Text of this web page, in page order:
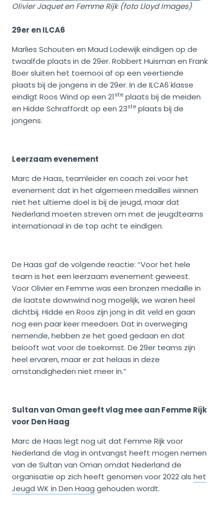
Olivier Jaquet en Femme Rijk (foto Lloyd Images)
29er en ILCA6
Marlies Schouten en Maud Lodewijk eindigen op de
twaalfde plaats in de 29er. Robbert Huisman en Frank
Boer sluiten het toernooi af op een veertiende
plaats bij de jongens in de 29er. In de ILCA6 klasse
eindigt Roos Wind op een 21ste plaats bij de meiden
en Hidde Schraffordt op een 23ste plaats bij de
jongens.
Leerzaam evenement
Marc de Haas, teamleider en coach zei voor het
evenement dat in het algemeen medailles winnen
niet het ultieme doel is bij de jeugd, maar dat
Nederland moeten streven om met de jeugdteams
internationaal in de top acht te eindigen.
De Haas gaf de volgende reactie: “Voor het hele
team is het een leerzaam evenement geweest.
Voor Olivier en Femme was een bronzen medaille in
de laatste downwind nog mogelijk, we waren heel
dichtbij. Hidde en Roos zijn jong in dit veld en gaan
nog een paar keer meedoen. Dat in overweging
nemende, hebben ze het goed gedaan en dat
belooft wat voor de toekomst. De 29er teams zijn
heel ervaren, maar er zat helaas in deze
omstandigheden niet meer in.”
Sultan van Oman geeft vlag mee aan Femme Rijk
voor Den Haag
Marc de Haas legt nog uit dat Femme Rijk voor
Nederland de vlag in ontvangst heeft mogen nemen
van de Sultan van Oman omdat Nederland de
organisatie op zich heeft genomen voor 2022 als het
Jeugd WK in Den Haag gehouden wordt.